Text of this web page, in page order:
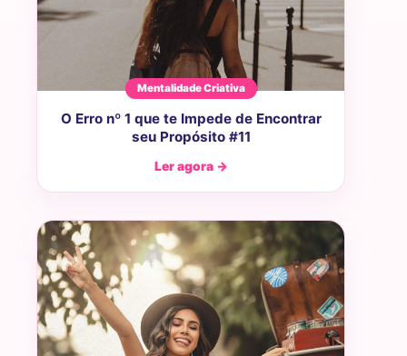
Mentalidade Criativa
O Erro nº 1 que te Impede de Encontrar
seu Propósito #11
Ler agora →